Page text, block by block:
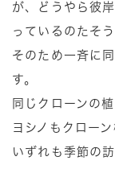
が、どうやら彼
っているのたそう
そのため一斉に
す。
同じクローンの
ヨシノもクロー
いずれも季節の